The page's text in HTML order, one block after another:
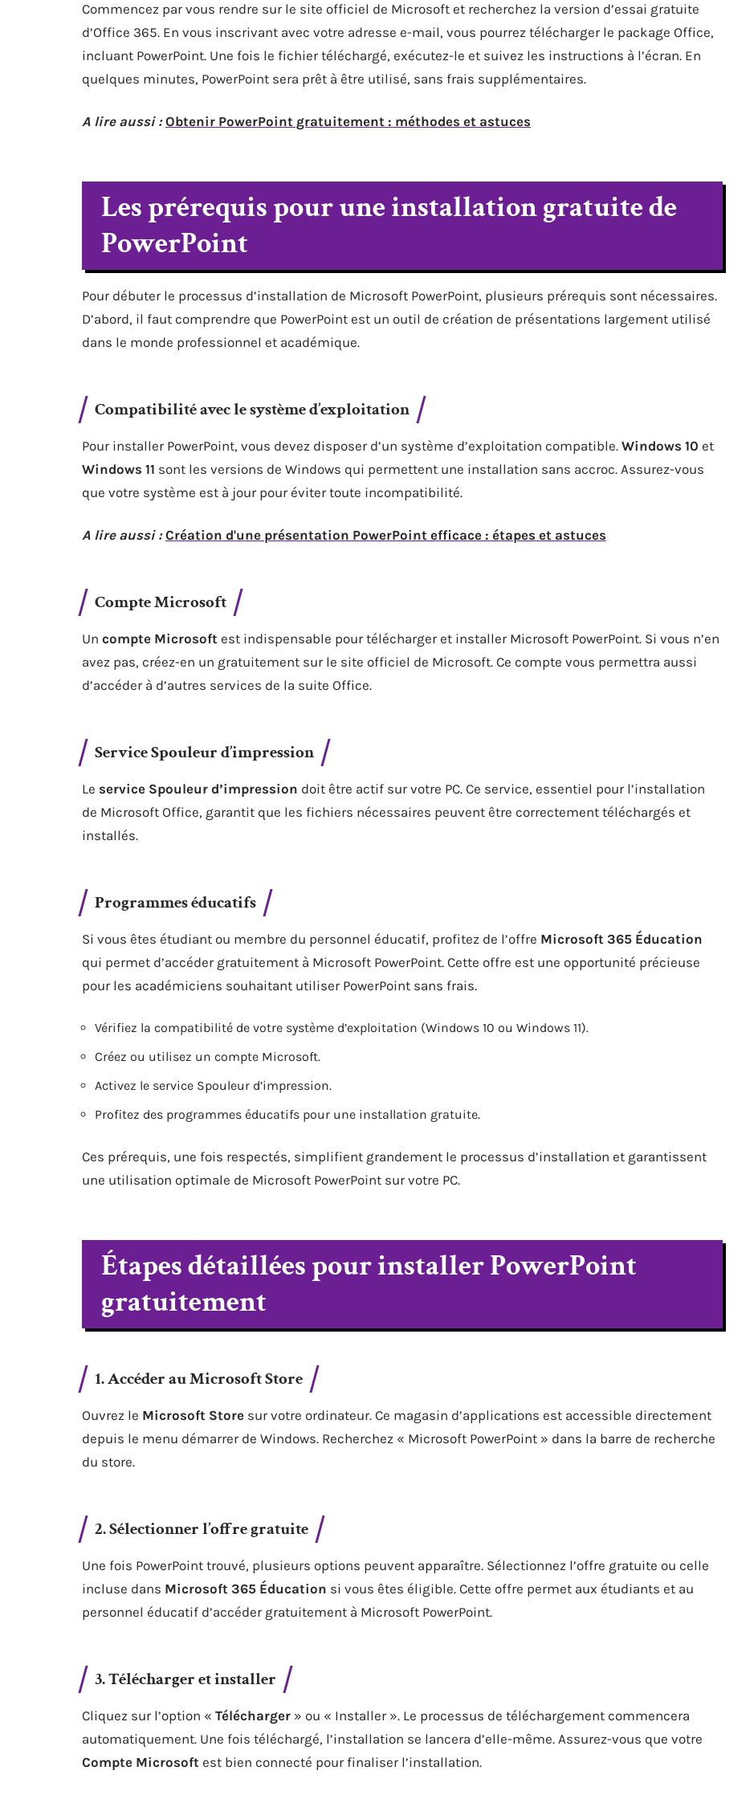
Commencez par vous rendre sur le site officiel de Microsoft et recherchez la version d’essai gratuite
d’Office 365. En vous inscrivant avec votre adresse e-mail, vous pourrez télécharger le package Office,
incluant PowerPoint. Une fois le fichier téléchargé, exécutez-le et suivez les instructions à l’écran. En
quelques minutes, PowerPoint sera prêt à être utilisé, sans frais supplémentaires.
A lire aussi : Obtenir PowerPoint gratuitement : méthodes et astuces
Les prérequis pour une installation gratuite de
PowerPoint
Pour débuter le processus d’installation de Microsoft PowerPoint, plusieurs prérequis sont nécessaires.
D’abord, il faut comprendre que PowerPoint est un outil de création de présentations largement utilisé
dans le monde professionnel et académique.
Compatibilité avec le système d’exploitation
Pour installer PowerPoint, vous devez disposer d’un système d’exploitation compatible. Windows 10 et
Windows 11 sont les versions de Windows qui permettent une installation sans accroc. Assurez-vous
que votre système est à jour pour éviter toute incompatibilité.
A lire aussi : Création d'une présentation PowerPoint efficace : étapes et astuces
Compte Microsoft
Un compte Microsoft est indispensable pour télécharger et installer Microsoft PowerPoint. Si vous n’en
avez pas, créez-en un gratuitement sur le site officiel de Microsoft. Ce compte vous permettra aussi
d’accéder à d’autres services de la suite Office.
Service Spouleur d’impression
Le service Spouleur d’impression doit être actif sur votre PC. Ce service, essentiel pour l’installation
de Microsoft Office, garantit que les fichiers nécessaires peuvent être correctement téléchargés et
installés.
Programmes éducatifs
Si vous êtes étudiant ou membre du personnel éducatif, profitez de l’offre Microsoft 365 Éducation
qui permet d’accéder gratuitement à Microsoft PowerPoint. Cette offre est une opportunité précieuse
pour les académiciens souhaitant utiliser PowerPoint sans frais.
Vérifiez la compatibilité de votre système d’exploitation (Windows 10 ou Windows 11).
Créez ou utilisez un compte Microsoft.
Activez le service Spouleur d’impression.
Profitez des programmes éducatifs pour une installation gratuite.
Ces prérequis, une fois respectés, simplifient grandement le processus d’installation et garantissent
une utilisation optimale de Microsoft PowerPoint sur votre PC.
Étapes détaillées pour installer PowerPoint
gratuitement
1. Accéder au Microsoft Store
Ouvrez le Microsoft Store sur votre ordinateur. Ce magasin d’applications est accessible directement
depuis le menu démarrer de Windows. Recherchez « Microsoft PowerPoint » dans la barre de recherche
du store.
2. Sélectionner l’offre gratuite
Une fois PowerPoint trouvé, plusieurs options peuvent apparaître. Sélectionnez l’offre gratuite ou celle
incluse dans Microsoft 365 Éducation si vous êtes éligible. Cette offre permet aux étudiants et au
personnel éducatif d’accéder gratuitement à Microsoft PowerPoint.
3. Télécharger et installer
Cliquez sur l’option « Télécharger » ou « Installer ». Le processus de téléchargement commencera
automatiquement. Une fois téléchargé, l’installation se lancera d’elle-même. Assurez-vous que votre
Compte Microsoft est bien connecté pour finaliser l’installation.